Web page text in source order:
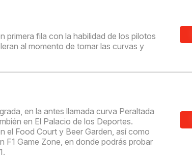
primera fila con la habilidad de los pilotos
al momento de tomar las curvas y
en la antes llamada curva Peraltada
en El Palacio de los Deportes.
el Food Court y Beer Garden, así como
F1 Game Zone, en donde podrás probar